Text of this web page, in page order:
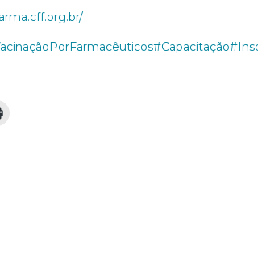
#Capacitação